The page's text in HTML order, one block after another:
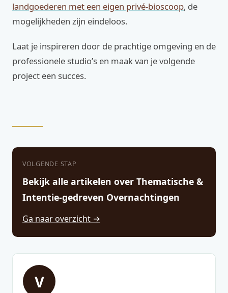
landgoederen met een eigen privé-bioscoop, de
mogelijkheden zijn eindeloos.
Laat je inspireren door de prachtige omgeving en de
professionele studio’s en maak van je volgende
project een succes.
VOLGENDE STAP
Bekijk alle artikelen over Thematische &
Intentie-gedreven Overnachtingen
Ga naar overzicht →
V